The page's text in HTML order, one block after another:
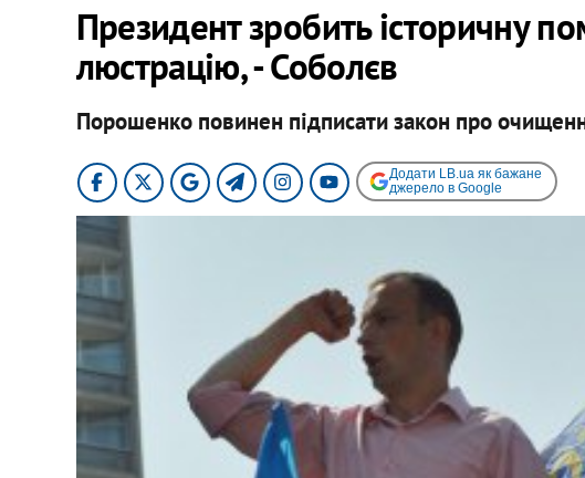
Президент зробить історичну
люстрацію, - Соболєв
Порошенко повинен підписати закон про
Додати LB.ua як бажане
джерело в Google